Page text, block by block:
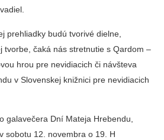
prehliadky budú tvorivé dielne,
tvorbe, čaká nás stretnutie s Qardom –
hrou pre nevidiacich či návšteva
v Slovenskej knižnici pre nevidiacich
galavečera Dní Mateja Hrebendu,
sobotu 12. novembra o 19. H